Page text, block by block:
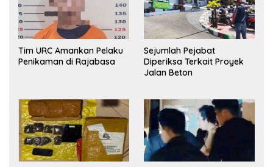
Tim URC Amankan Pelaku
Penikaman di Rajabasa
Sejumlah Pejabat
Diperiksa Terkait Proyek
Jalan Beton